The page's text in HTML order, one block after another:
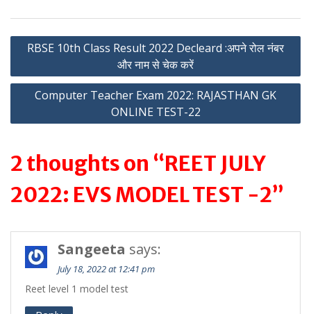
A
p
a
m
Post
navigation
RBSE 10th Class Result 2022 Decleard :अपने रोल नंबर
और नाम से चेक करें
Computer Teacher Exam 2022: RAJASTHAN GK
ONLINE TEST-22
2 thoughts on “REET JULY
2022: EVS MODEL TEST -2”
Sangeeta says:
July 18, 2022 at 12:41 pm
Reet level 1 model test